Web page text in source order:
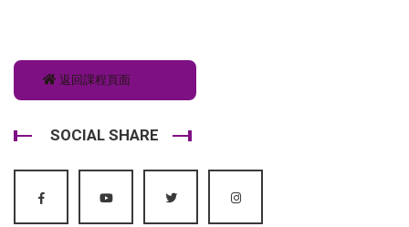
返回課程頁面
SOCIAL SHARE